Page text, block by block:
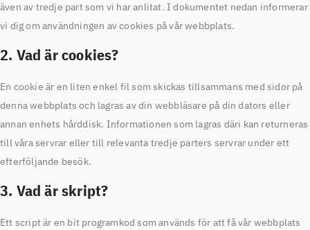
även av tredje part som vi har anlitat. I dokumentet nedan informerar
vi dig om användningen av cookies på vår webbplats.
2. Vad är cookies?
En cookie är en liten enkel fil som skickas tillsammans med sidor på
denna webbplats och lagras av din webbläsare på din dators eller
annan enhets hårddisk. Informationen som lagras däri kan returneras
till våra servrar eller till relevanta tredje parters servrar under ett
efterföljande besök.
3. Vad är skript?
Ett script är en bit programkod som används för att få vår webbplats